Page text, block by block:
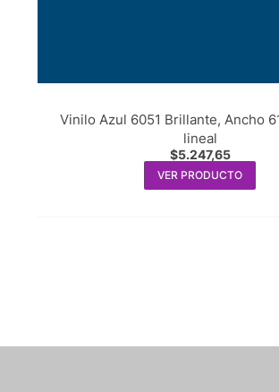
Vinilo Azul 6051 Brillante, Ancho
lineal
$5.247,65
VER PRODUCTO